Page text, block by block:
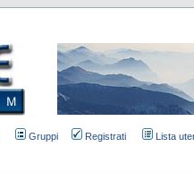
Gruppi Registrati Lista